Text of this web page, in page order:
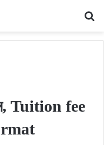
Tuition fee